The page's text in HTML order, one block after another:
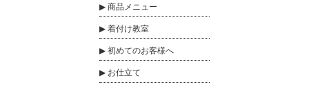
商品メニュー
着付け教室
初めてのお客様へ
お仕立て